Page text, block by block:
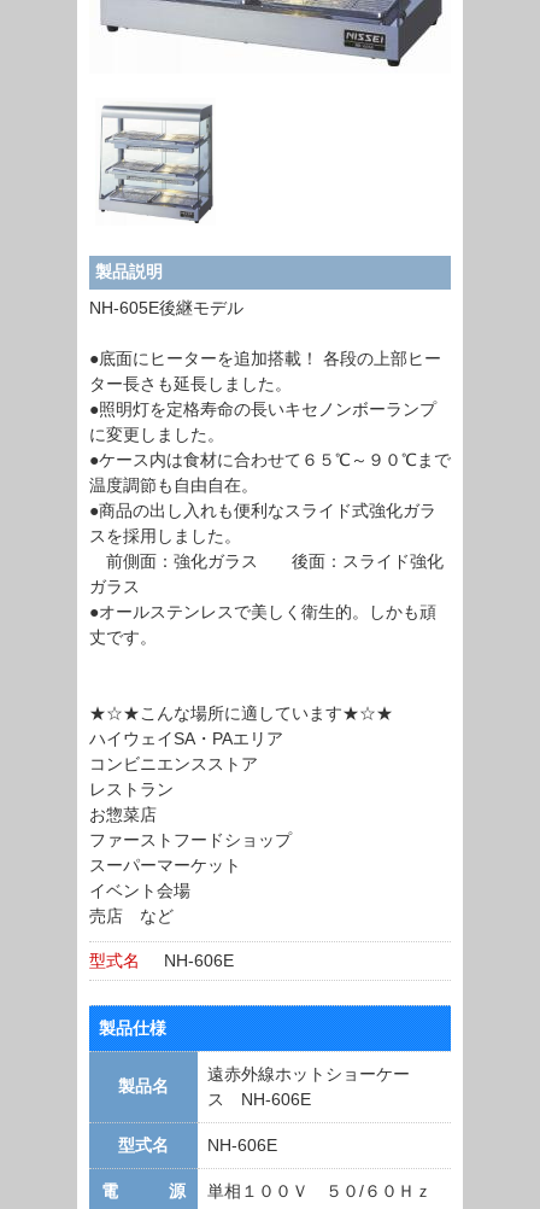
製品説明
NH-605E後継モデル
●底面にヒーターを追加搭載！ 各段の上部ヒー
ター長さも延長しました。
●照明灯を定格寿命の長いキセノンボーランプ
に変更しました。
●ケース内は食材に合わせて６５℃～９０℃まで
温度調節も自由自在。
●商品の出し入れも便利なスライド式強化ガラ
スを採用しました。
前側面：強化ガラス 後面：スライド強化
ガラス
●オールステンレスで美しく衛生的。しかも頑
丈です。
★☆★こんな場所に適しています★☆★
ハイウェイSA・PAエリア
コンビニエンスストア
レストラン
お惣菜店
ファーストフードショップ
スーパーマーケット
イベント会場
売店 など
型式名 NH-606E
製品仕様
製品名
遠赤外線ホットショーケー
ス NH-606E
型式名 NH-606E
電 源 単相１００Ｖ ５０/６０Ｈｚ